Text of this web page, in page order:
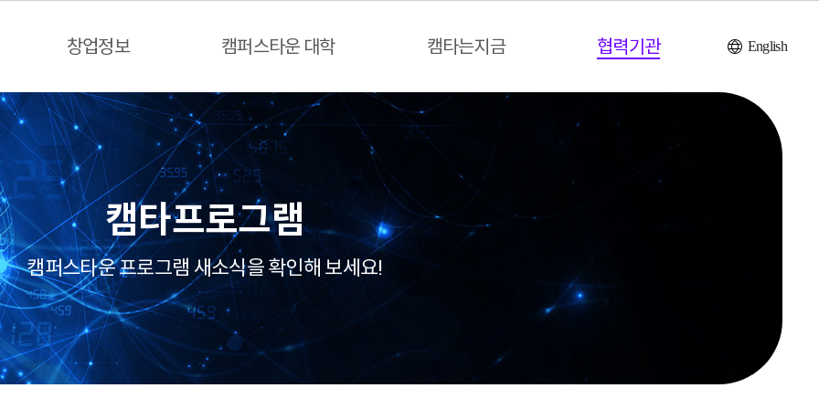
창업정보 캠퍼스타운 대학 캠타는지금 협력기관 English
캠타프로그램
캠퍼스타운 프로그램 새소식을 확인해 보세요!